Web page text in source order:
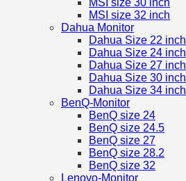
MSI size 30 inch
MSI size 32 inch
Dahua Monitor
Dahua Size 22 inch
Dahua Size 24 inch
Dahua Size 27 inch
Dahua Size 30 inch
Dahua Size 34 inch
BenQ-Monitor
BenQ size 24
BenQ size 24.5
BenQ size 27
BenQ size 28.2
BenQ size 32
Lenovo-Monitor